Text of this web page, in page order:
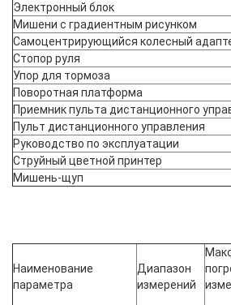
Электронный блок
Мишени с градиентным рисунком
Самоцентрирующийся колесный
Стопор руля
Упор для тормоза
Поворотная платформа
Приемник пульта дистанционного
Пульт дистанционного управления
Руководство по эксплуатации
Струйный цветной принтер
Мишень-щуп
Наименование
параметра
Диапазон
измерений